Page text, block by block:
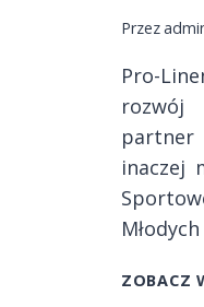
Przez
Pro-
rozwój
partner
inaczej
ZOBACZ